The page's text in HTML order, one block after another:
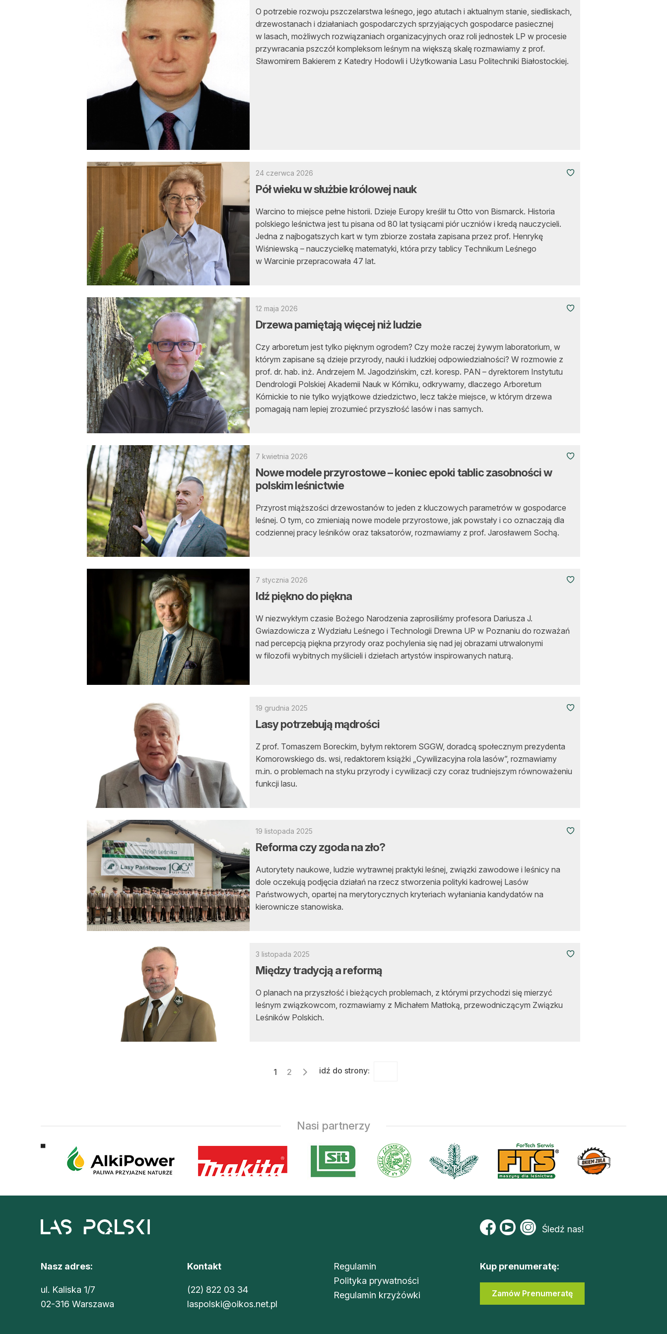
O potrzebie rozwoju pszczelarstwa leśnego, jego atutach i aktualnym stanie, siedliskach,
drzewostanach i działaniach gospodarczych sprzyjających gospodarce pasiecznej
w lasach, możliwych rozwiązaniach organizacyjnych oraz roli jednostek LP w procesie
przywracania pszczół kompleksom leśnym na większą skalę rozmawiamy z prof.
Sławomirem Bakierem z Katedry Hodowli i Użytkowania Lasu Politechniki Białostockiej.
24 czerwca 2026
Pół wieku w służbie królowej nauk
Warcino to miejsce pełne historii. Dzieje Europy kreślił tu Otto von Bismarck. Historia
polskiego leśnictwa jest tu pisana od 80 lat tysiącami piór uczniów i kredą nauczycieli.
Jedna z najbogatszych kart w tym zbiorze została zapisana przez prof. Henrykę
Wiśniewską – nauczycielkę matematyki, która przy tablicy Technikum Leśnego
w Warcinie przepracowała 47 lat.
12 maja 2026
Drzewa pamiętają więcej niż ludzie
Czy arboretum jest tylko pięknym ogrodem? Czy może raczej żywym laboratorium, w
którym zapisane są dzieje przyrody, nauki i ludzkiej odpowiedzialności? W rozmowie z
prof. dr. hab. inż. Andrzejem M. Jagodzińskim, czł. koresp. PAN – dyrektorem Instytutu
Dendrologii Polskiej Akademii Nauk w Kórniku, odkrywamy, dlaczego Arboretum
Kórnickie to nie tylko wyjątkowe dziedzictwo, lecz także miejsce, w którym drzewa
pomagają nam lepiej zrozumieć przyszłość lasów i nas samych.
7 kwietnia 2026
Nowe modele przyrostowe – koniec epoki tablic zasobności w
polskim leśnictwie
Przyrost miąższości drzewostanów to jeden z kluczowych parametrów w gospodarce
leśnej. O tym, co zmieniają nowe modele przyrostowe, jak powstały i co oznaczają dla
codziennej pracy leśników oraz taksatorów, rozmawiamy z prof. Jarosławem Sochą.
7 stycznia 2026
Idź piękno do piękna
W niezwykłym czasie Bożego Narodzenia zaprosiliśmy profesora Dariusza J.
Gwiazdowicza z Wydziału Leśnego i Technologii Drewna UP w Poznaniu do rozważań
nad percepcją piękna przyrody oraz pochylenia się nad jej obrazami utrwalonymi
w filozofii wybitnych myślicieli i dziełach artystów inspirowanych naturą.
19 grudnia 2025
Lasy potrzebują mądrości
Z prof. Tomaszem Boreckim, byłym rektorem SGGW, doradcą społecznym prezydenta
Komorowskiego ds. wsi, redaktorem książki „Cywilizacyjna rola lasów”, rozmawiamy
m.in. o problemach na styku przyrody i cywilizacji czy coraz trudniejszym równoważeniu
funkcji lasu.
19 listopada 2025
Reforma czy zgoda na zło?
Autorytety naukowe, ludzie wytrawnej praktyki leśnej, związki zawodowe i leśnicy na
dole oczekują podjęcia działań na rzecz stworzenia polityki kadrowej Lasów
Państwowych, opartej na merytorycznych kryteriach wyłaniania kandydatów na
kierownicze stanowiska.
3 listopada 2025
Między tradycją a reformą
O planach na przyszłość i bieżących problemach, z którymi przychodzi się mierzyć
leśnym związkowcom, rozmawiamy z Michałem Matłoką, przewodniczącym Związku
Leśników Polskich.
Stronicowanie
1 2 idź do strony:
Nasi partnerzy
Śledź nas!
Nasz adres:
ul. Kaliska 1/7
02-316 Warszawa
Kontakt
(22) 822 03 34
laspolski@oikos.net.pl
Regulamin
Polityka prywatności
Regulamin krzyżówki
Kup prenumeratę:
Zamów Prenumeratę